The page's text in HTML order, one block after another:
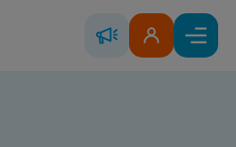
Řešení škodyKlientská zóna
Hlavní